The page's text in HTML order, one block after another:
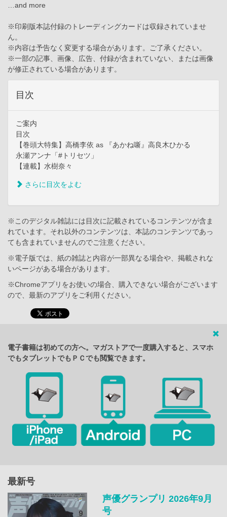
…and more
※印刷版本誌付録のトレーディングカードは収録されていませ
ん。
※内容は予告なく変更する場合があります。ご了承ください。
※一部の記事、画像、広告、付録が含まれていない、または画像
が修正されている場合があります。
目次
ご案内
目次
【巻頭大特集】高橋李依 as 『あかね噺』高良木ひかる
永瀬アンナ「#トリセツ」
【連載】水樹奈々
さらに目次をよむ
※このデジタル雑誌には目次に記載されているコンテンツが含ま
れています。それ以外のコンテンツは、本誌のコンテンツであっ
ても含まれていませんのでご注意ください。
※電子版では、紙の雑誌と内容が一部異なる場合や、掲載されな
いページがある場合があります。
※Chromeアプリをお使いの場合、購入できない場合がございます
ので、最新のアプリをご利用ください。
電子書籍は初めての方へ。マガストアで一度購入すると、スマホ
でもタブレットでもＰＣでも閲覧できます。
最新号
声優グランプリ 2026年9月
号